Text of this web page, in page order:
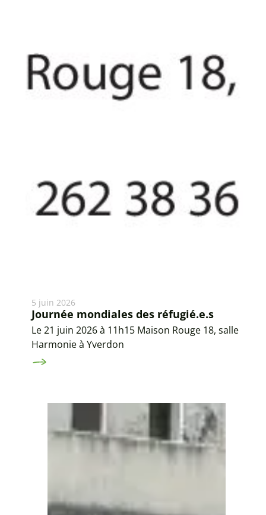
5 juin 2026
Journée mondiales des réfugié.e.s
Le 21 juin 2026 à 11h15 Maison Rouge 18, salle
Harmonie à Yverdon